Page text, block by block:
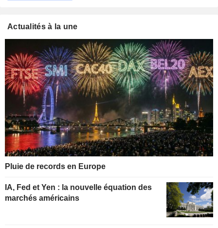
Actualités à la une
Pluie de records en Europe
IA, Fed et Yen : la nouvelle équation des
marchés américains